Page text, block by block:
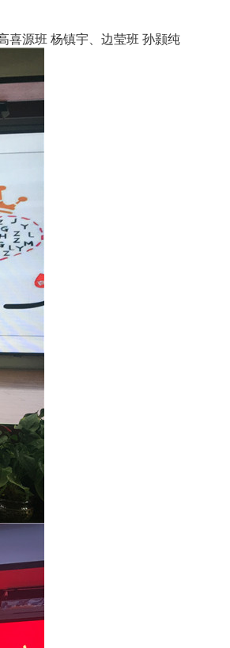
喜源班 杨镇宇、边莹班 孙颢纯